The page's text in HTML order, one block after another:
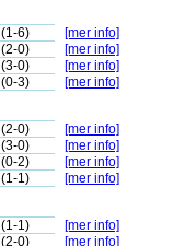
(1-6)
[mer info]
(2-0)
[mer info]
(3-0)
[mer info]
(0-3) [mer info]
(2-0)
[mer info]
(3-0)
[mer info]
(0-2)
[mer info]
(1-1) [mer info]
(1-1)
[mer info]
(2-0) [mer info]